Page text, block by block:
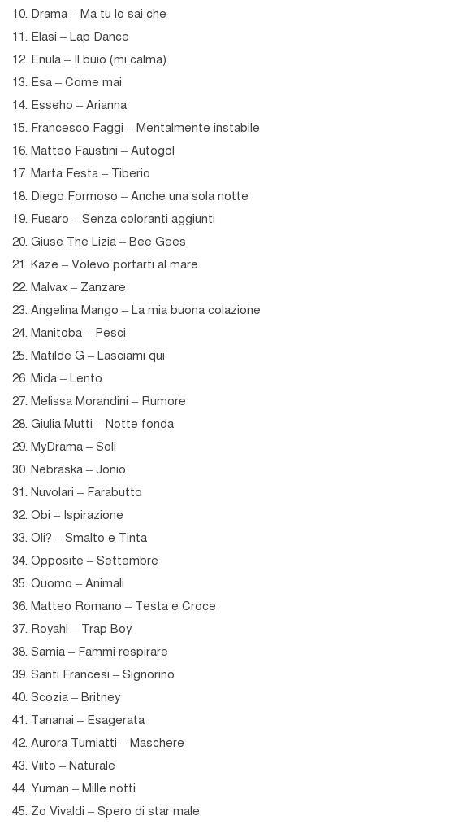
10. Drama – Ma tu lo sai che
11. Elasi – Lap Dance
12. Enula – Il buio (mi calma)
13. Esa – Come mai
14. Esseho – Arianna
15. Francesco Faggi – Mentalmente instabile
16. Matteo Faustini – Autogol
17. Marta Festa – Tiberio
18. Diego Formoso – Anche una sola notte
19. Fusaro – Senza coloranti aggiunti
20. Giuse The Lizia – Bee Gees
21. Kaze – Volevo portarti al mare
22. Malvax – Zanzare
23. Angelina Mango – La mia buona colazione
24. Manitoba – Pesci
25. Matilde G – Lasciami qui
26. Mida – Lento
27. Melissa Morandini – Rumore
28. Giulia Mutti – Notte fonda
29. MyDrama – Soli
30. Nebraska – Jonio
31. Nuvolari – Farabutto
32. Obi – Ispirazione
33. Oli? – Smalto e Tinta
34. Opposite – Settembre
35. Quomo – Animali
36. Matteo Romano – Testa e Croce
37. Royahl – Trap Boy
38. Samia – Fammi respirare
39. Santi Francesi – Signorino
40. Scozia – Britney
41. Tananai – Esagerata
42. Aurora Tumiatti – Maschere
43. Viito – Naturale
44. Yuman – Mille notti
45. Zo Vivaldi – Spero di star male